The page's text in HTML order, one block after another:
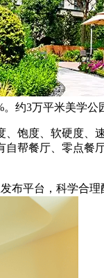
约3万平米美学
度、软硬度、
帮餐厅、零点
平台，科学合理